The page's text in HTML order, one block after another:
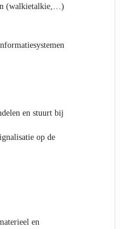
(walkietalkie,…)
en stuurt bij
op de
en